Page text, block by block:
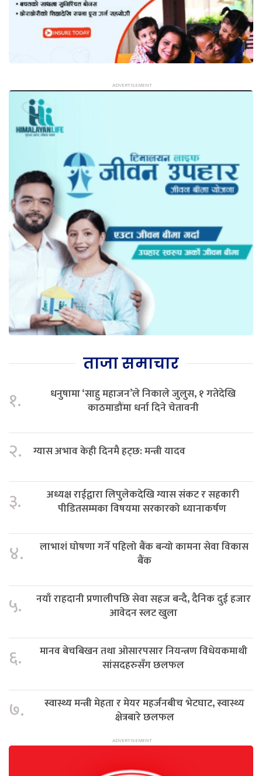
ताजा समाचार
१.
धनुषामा ‘साहु महाजन’ले निकाले जुलुस, १ गतेदेखि
काठमाडौंमा धर्ना दिने चेतावनी
२. ग्यास अभाव केही दिनमै हट्छ: मन्त्री यादव
३.
अध्यक्ष राईद्वारा लिपुलेकदेखि ग्यास संकट र सहकारी
पीडितसम्मका विषयमा सरकारको ध्यानाकर्षण
४.
लाभाशं घोषणा गर्ने पहिलो बैंक बन्यो कामना सेवा विकास
बैंक
५.
नयाँ राहदानी प्रणालीपछि सेवा सहज बन्दै, दैनिक दुई हजार
आवेदन स्लट खुला
६.
मानव बेचबिखन तथा ओसारपसार नियन्त्रण विधेयकमाथी
सांसदहरुसँग छलफल
७.
स्वास्थ्य मन्त्री मेहता र मेयर महर्जनबीच भेटघाट, स्वास्थ्य
क्षेत्रबारे छलफल